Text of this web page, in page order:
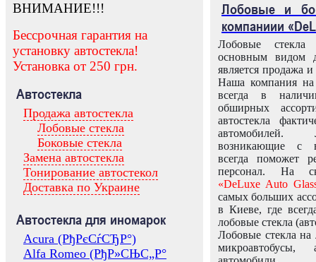
ВНИМАНИЕ!!!
Бессрочная гарантия на
установку автостекла!
Установка от 250 грн.
Автостекла
Продажа автостекла
Лобовые стекла
Боковые стекла
Замена автостекла
Тонирование автостекол
Доставка по Украине
Автостекла для иномарок
Acura (РђРєСѓСЂР°)
Alfa Romeo (РђР»СЊС„Р°
Лобовые и
компаниии
Лобовые
основным видом
является продажа и
Наша компания на
всегда в
обширных
автостекла
возникающие с
всегда поможет
персонал. На
«DeLuxe Auto
самых больших
в Киеве, где
лобовые стекла
Лобовые стекла на
микроавтобусы,